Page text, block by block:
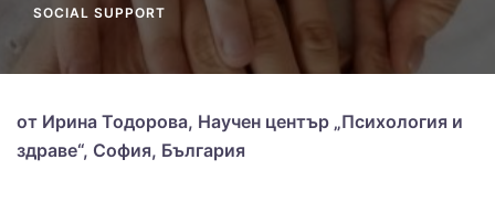
SOCIAL SUPPORT
от Ирина Тодорова, Научен център „Психология и
здраве“, София, България